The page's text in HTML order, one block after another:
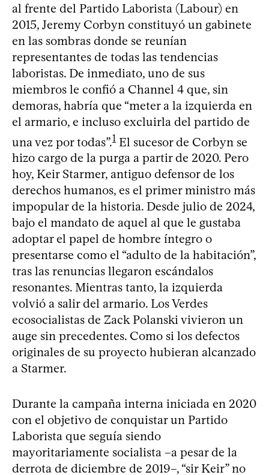
al frente del Partido Laborista (Labour) en
2015, Jeremy Corbyn constituyó un gabinete
en las sombras donde se reunían
representantes de todas las tendencias
laboristas. De inmediato, uno de sus
miembros le confió a Channel 4 que, sin
demoras, habría que “meter a la izquierda en
el armario, e incluso excluirla del partido de
una vez por todas”.1 El sucesor de Corbyn se
hizo cargo de la purga a partir de 2020. Pero
hoy, Keir Starmer, antiguo defensor de los
derechos humanos, es el primer ministro más
impopular de la historia. Desde julio de 2024,
bajo el mandato de aquel al que le gustaba
adoptar el papel de hombre íntegro o
presentarse como el “adulto de la habitación”,
tras las renuncias llegaron escándalos
resonantes. Mientras tanto, la izquierda
volvió a salir del armario. Los Verdes
ecosocialistas de Zack Polanski vivieron un
auge sin precedentes. Como si los defectos
originales de su proyecto hubieran alcanzado
a Starmer.
Durante la campaña interna iniciada en 2020
con el objetivo de conquistar un Partido
Laborista que seguía siendo
mayoritariamente socialista –a pesar de la
derrota de diciembre de 2019–, “sir Keir” no